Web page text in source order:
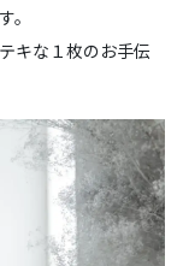
。
キな１枚のお手伝